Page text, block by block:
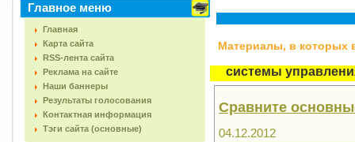
Главное меню
Главная
Карта сайта
RSS-лента сайта
Реклама на сайте
Наши баннеры
Результаты голосования
Контактная информация
Тэги сайта (основные)
Материалы, в которых
системы
Сравните
04.12.2012